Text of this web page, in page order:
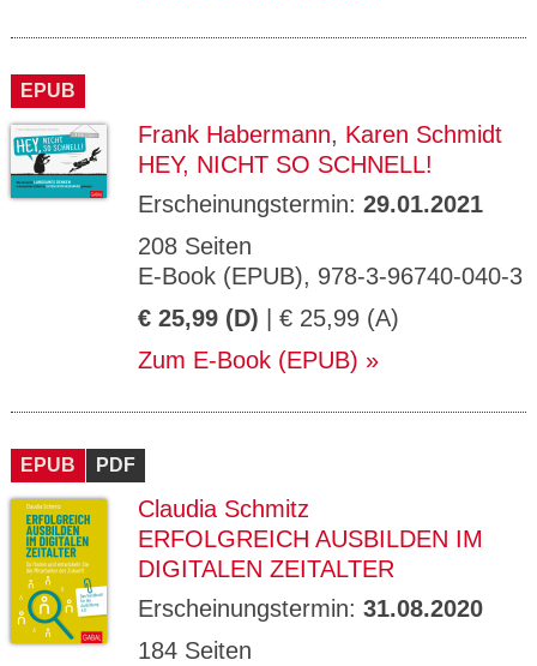
EPUB
Frank Habermann, Karen Schmidt
HEY, NICHT SO SCHNELL!
Erscheinungstermin: 29.01.2021
208 Seiten
E-Book (EPUB), 978-3-96740-040-3
€ 25,99 (D) | € 25,99 (A)
Zum E-Book (EPUB)
EPUB PDF
Claudia Schmitz
ERFOLGREICH AUSBILDEN IM
DIGITALEN ZEITALTER
Erscheinungstermin: 31.08.2020
184 Seiten